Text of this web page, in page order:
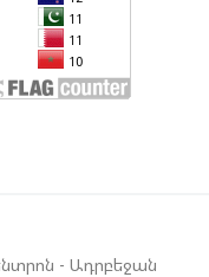
ԵՆ TRIPP-Ի
ՊԱՀԻՆ
ԱՆՕՐԻՆԱԿԱՆ
- Ադրբեջան